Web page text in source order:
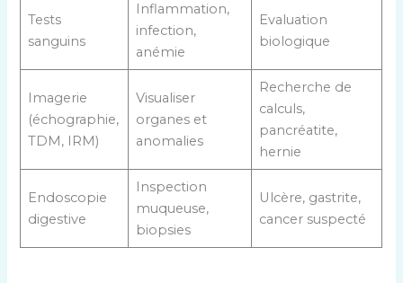
Tests
sanguins
Inflammation,
infection,
anémie
Evaluation
biologique
Imagerie
(échographie,
TDM, IRM)
Visualiser
organes et
anomalies
Recherche de
calculs,
pancréatite,
hernie
Endoscopie
digestive
Inspection
muqueuse,
biopsies
Ulcère, gastrite,
cancer suspecté